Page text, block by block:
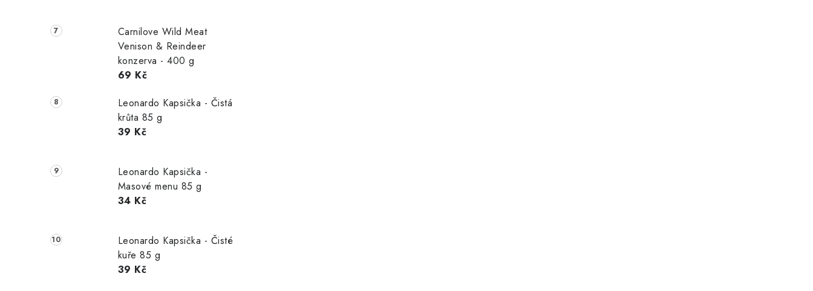
Carnilove Wild Meat
Venison & Reindeer
konzerva - 400 g
69 Kč
Leonardo Kapsička - Čistá
krůta 85 g
39 Kč
Leonardo Kapsička -
Masové menu 85 g
34 Kč
Leonardo Kapsička - Čisté
kuře 85 g
39 Kč